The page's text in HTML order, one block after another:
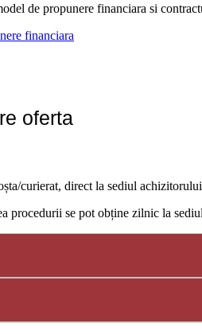
de propunere financiara si
financiara
oferta
curierat, direct la sediul
procedurii se pot obține zilnic la